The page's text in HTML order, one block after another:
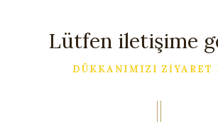
Lütfen iletişime
DÜKKANIMIZI ZİYARET